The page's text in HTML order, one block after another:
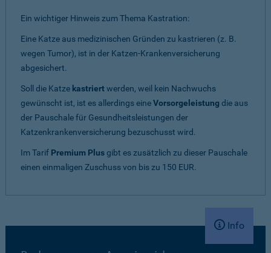
Ein wichtiger Hinweis zum Thema Kastration:
Eine Katze aus medizinischen Gründen zu kastrieren (z. B.
wegen Tumor), ist in der Katzen-Krankenversicherung
abgesichert.
Soll die Katze kastriertwerden, weil kein Nachwuchs
gewünscht ist, ist es allerdings eineVorsorgeleistung die aus
der Pauschale für Gesundheitsleistungen der
Katzenkrankenversicherung bezuschusst wird.
Im Tarif Premium Plusgibt es zusätzlich zu dieser Pauschale
einen einmaligen Zuschuss von bis zu 150 EUR.
Info